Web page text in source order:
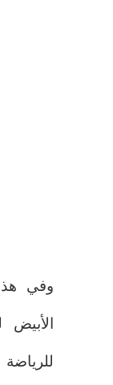
وفي
الأبيض